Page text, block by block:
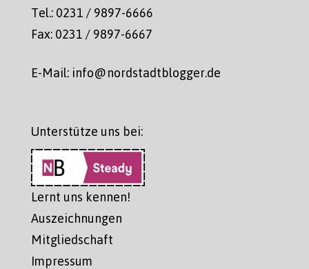
Tel.: 0231 / 9897-6666
Fax: 0231 / 9897-6667
E-Mail: info@nordstadtblogger.de
Unterstütze uns bei:
Lernt uns kennen!
Auszeichnungen
Mitgliedschaft
Impressum